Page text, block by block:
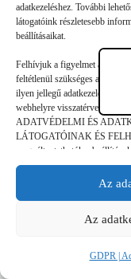
adatkezeléshez. További
látogatóink részletesebb
beállításaikat.
Felhívjuk a figyelmet arra,
feltétlenül szükséges az
ilyen jellegű adatkezelés ellen.
webhelyre visszatérve vagy
ADATVÉDELMI ÉS
LÁTOGATÓINAK ÉS
megváltoztathatók a beállítások.
Az
Az
GDPR |
©
legjobbtaborok.hu